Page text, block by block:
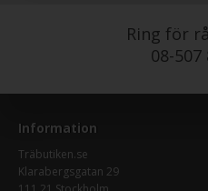
Ring för
08-507
Information
Träbutiken.se
Klarabergsgatan 29